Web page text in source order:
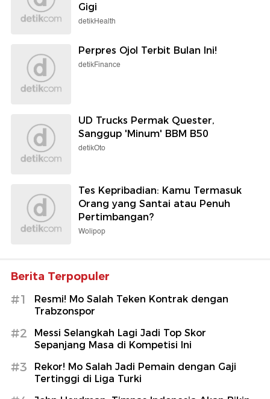
Gigi
detikHealth
Perpres Ojol Terbit Bulan Ini!
detikFinance
UD Trucks Permak Quester,
Sanggup 'Minum' BBM B50
detikOto
Tes Kepribadian: Kamu Termasuk
Orang yang Santai atau Penuh
Pertimbangan?
Wolipop
Berita Terpopuler
#1
Resmi! Mo Salah Teken Kontrak dengan
Trabzonspor
#2
Messi Selangkah Lagi Jadi Top Skor
Sepanjang Masa di Kompetisi Ini
#3
Rekor! Mo Salah Jadi Pemain dengan Gaji
Tertinggi di Liga Turki